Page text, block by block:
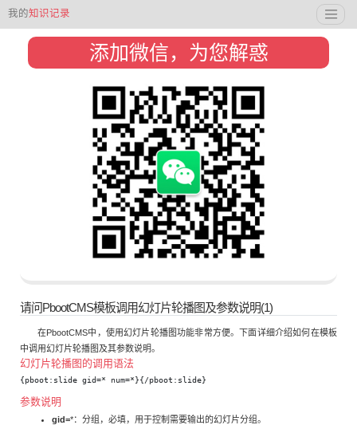
我的知识记录
添加微信，为您解惑
请问PbootCMS模板调用幻灯片轮播图及参数说明(1)
在PbootCMS中，使用幻灯片轮播图功能非常方便。下面详细介绍如何在模板
中调用幻灯片轮播图及其参数说明。
幻灯片轮播图的调用语法
{pboot:slide gid=* num=*}{/pboot:slide}
参数说明
gid=*：分组，必填，用于控制需要输出的幻灯片分组。